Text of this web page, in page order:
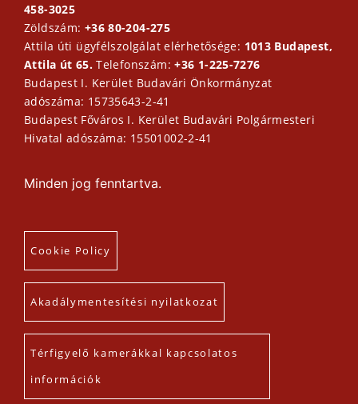
458-3025
Zöldszám: +36 80-204-275
Attila úti ügyfélszolgálat elérhetősége: 1013 Budapest,
Attila út 65.Telefonszám:+36 1-225-7276
Budapest I. Kerület Budavári Önkormányzat
adószáma: 15735643-2-41
Budapest Főváros I. Kerület Budavári Polgármesteri
Hivatal adószáma: 15501002-2-41
Minden jog fenntartva.
Cookie Policy
Akadálymentesítési nyilatkozat
Térfigyelő kamerákkal kapcsolatos
információk